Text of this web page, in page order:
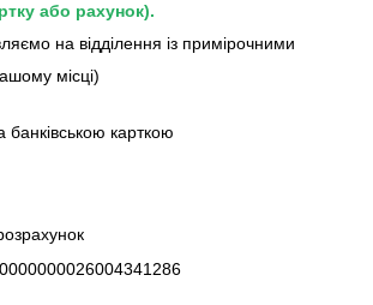
або рахунок).
на відділення із примірочними
місці)
карткою